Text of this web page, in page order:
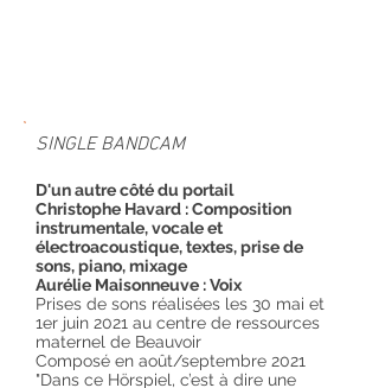
SINGLE BANDCAM
D'un autre côté du portail
Christophe Havard : Composition
instrumentale, vocale et
électroacoustique, textes, prise de
sons, piano, mixage
Aurélie Maisonneuve : Voix
Prises de sons réalisées les 30 mai et
1er juin 2021 au centre de ressources
maternel de Beauvoir
Composé en août/septembre 2021
"Dans ce Hörspiel, c’est à dire une